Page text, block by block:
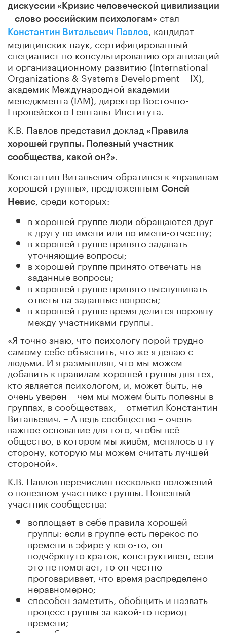
дискуссии «Кризис человеческой цивилизации
– слово российским психологам» стал
Константин Витальевич Павлов
, кандидат
медицинских наук, сертифицированный
специалист по консультированию организаций
и организационному развитию (International
Organizations & Systems Development – IX),
академик Международной академии
менеджмента (IAM), директор Восточно-
Европейского Гештальт Института.
К.В. Павлов представил доклад «Правила
хорошей группы. Полезный участник
сообщества, какой он?»
Константин Витальевич обратился к «правилам
хорошей группы», предложенным Соней
Невис
, среди которых:
в хорошей группе люди обращаются друг
к другу по имени или по имени-отчеству;
в хорошей группе принято задавать
уточняющие вопросы;
в хорошей группе принято отвечать на
заданные вопросы;
в хорошей группе принято выслушивать
ответы на заданные вопросы;
в хорошей группе время делится поровну
между участниками группы.
«Я точно знаю, что психологу порой трудно
самому себе объяснить, что же я делаю с
людьми. И я размышлял, что мы можем
добавить к правилам хорошей группы для тех,
кто является психологом, и, может быть, не
очень уверен – чем мы можем быть полезны в
группах, в сообществах, – отметил Константин
Витальевич. – А ведь сообщество – очень
важное основание для того, чтобы всё
общество, в котором мы живём, менялось в ту
сторону, которую мы можем считать лучшей
стороной».
К.В. Павлов перечислил несколько положений
о полезном участнике группы. Полезный
участник сообщества:
воплощает в себе правила хорошей
группы: если в группе есть перекос по
времени в эфире у кого-то, он
подчёркнуто краток, конструктивен, если
это не помогает, то он честно
проговаривает, что время распределено
неравномерно;
способен заметить, обобщить и назвать
процесс группы за какой-то период
времени;